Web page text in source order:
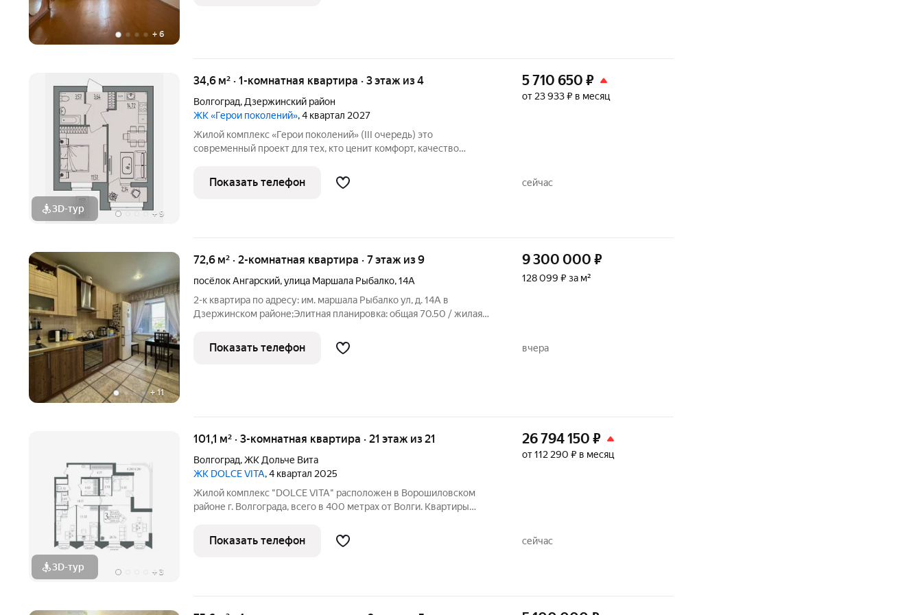
+ 6
3D-тур + 9
34,6 м² · 1-комнатная квартира · 3 этаж из 4
Волгоград, Дзержинский район
ЖК «Герои поколений», 4 квартал 2027
Жилой комплекс «Герои поколений» (III очередь) это
современный проект для тех, кто ценит комфорт, качество
малоэтажную застройку, продуманную инфраструктуру и
приватную атмосферу.
5 710 650 ₽
от 23 933 ₽ в месяц
Показать телефон сейчас
+11
72,6 м² · 2-комнатная квартира · 7 этаж из 9
посёлок Ангарский,улица Маршала Рыбалко,14А
2-к квартира по адресу: им. маршала Рыбалко ул, д. 14А в
Дзержинском районе;Элитная планировка: общая 70.50 / жилая
метровКвартира в отличном состоянии. Натяжные потолки.
Пластиковые окна. На полу
9 300 000 ₽
128 099 ₽ за м²
Показать телефон вчера
3D-тур + 3
101,1 м² · 3-комнатная квартира · 21 этаж из 21
Волгоград,ЖК Дольче Вита
ЖК DOLCE VITA, 4 квартал 2025
Жилой комплекс "DOLCE VITA" расположен в Ворошиловском
районе г. Волгограда, всего в 400 метрах от Волги. Квартиры
двор без машин, собственный фонтан, детская и баскетбольная
площадки,
26 794 150 ₽
от 112 290 ₽ в месяц
Показать телефон сейчас